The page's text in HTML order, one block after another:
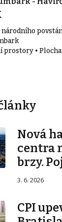
prostory • Plocha
Nová
centra
brzy.
3. 6. 2026
CPI